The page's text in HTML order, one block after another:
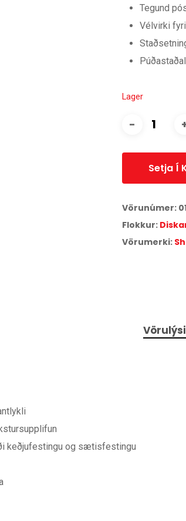
Tegund
Vélvirki
Lager
Setja Í
Vörunúmer:
Flokkur:
Vörumerki:
keðjufestingu og sætisfestingu